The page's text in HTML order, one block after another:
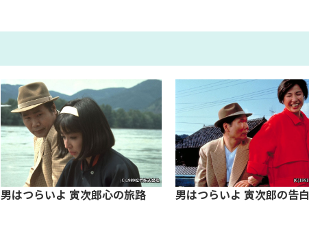
男はつらいよ 寅次郎心の旅路 男はつらいよ 寅次郎の告白